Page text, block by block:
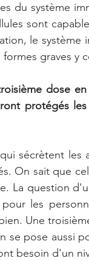
du système
sont
le
graves y
dose
protégés
sécrètent les
On sait que
La question
les
Une
se pose aussi
besoin d'un